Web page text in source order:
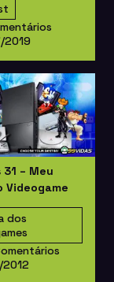
2019
31 – Meu
Videogame
dos